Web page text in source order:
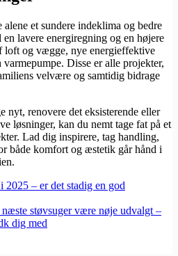
et sundere indeklima og bedre
lavere energiregning og en højere
loft og vægge, nye energieffektive
Disse er alle projekter,
velvære og samtidig bidrage
nyt, renovere det eksisterende eller
løsninger, kan du nemt tage fat på et
Lad dig inspirere, tag handling,
både komfort og æstetik går hånd i
2025 – er det stadig en god
støvsuger være nøje udvalgt –
dig med